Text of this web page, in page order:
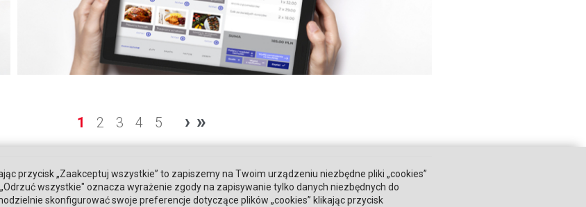
1 2 3 4 5 › »
przycisk „Zaakceptuj wszystkie” to zapiszemy na Twoim urządzeniu niezbędne pliki „cookies”
wszystkie" oznacza wyrażenie zgody na zapisywanie tylko danych niezbędnych do
skonfigurować swoje preferencje dotyczące plików „cookies” klikając przycisk